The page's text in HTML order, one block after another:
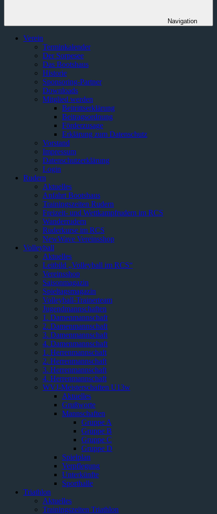
Navigation
Verein
Terminkalender
Der Sorpesee
Das Bootshaus
Historie
Sponsoring-Partner
Downloads
Mitglied werden
Beitrittserklärung
Beitragsordnung
Förderzusage
Erklärung zum Datenschutz
Vorstand
Impressum
Datenschutzerklärung
Login
Rudern
Aktuelles
Anfahrt Bootshaus
Trainingszeiten Rudern
Freizeit- und Wettkampfrudern im RCS
Wanderrudern
Ruderkurse im RCS
NewWave Vereinsshop
Volleyball
Aktuelles
Leitbild „Volleyball im RCS“
Vereinsshop
Saisonmagazin
Spieltagsmagazin
Volleyball-Trainerteam
Jugendmannschaften
1. Damenmannschaft
2. Damenmannschaft
3. Damenmannschaft
4. Damenmannschaft
1. Herrenmannschaft
2. Herrenmannschaft
3. Herrenmannschaft
4. Herrenmannschaft
WVJ-Meisterschaften U13w
Aktuelles
Grußworte
Mannschaften
Gruppe A
Gruppe B
Gruppe C
Gruppe D
Spielplan
Verpflegung
Unterkünfte
Sporthalle
Triathlon
Aktuelles
Trainingszeiten Triathlon